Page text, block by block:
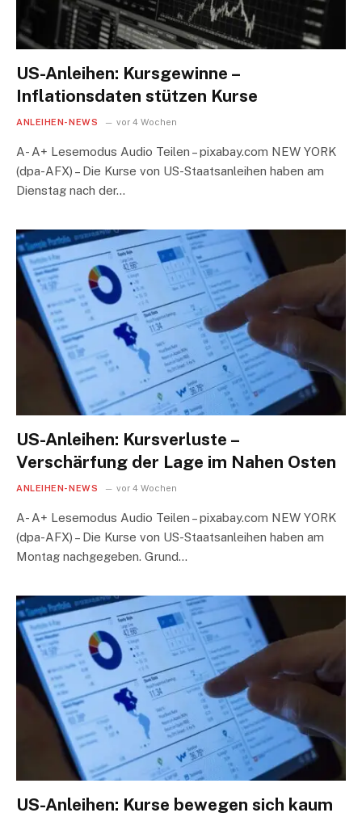
US-Anleihen: Kursgewinne –
Inflationsdaten stützen Kurse
ANLEIHEN-NEWS vor 4 Wochen
A- A+ Lesemodus Audio Teilen – pixabay.com NEW YORK
(dpa-AFX) – Die Kurse von US-Staatsanleihen haben am
Dienstag nach der…
US-Anleihen: Kursverluste –
Verschärfung der Lage im Nahen Osten
ANLEIHEN-NEWS vor 4 Wochen
A- A+ Lesemodus Audio Teilen – pixabay.com NEW YORK
(dpa-AFX) – Die Kurse von US-Staatsanleihen haben am
Montag nachgegeben. Grund…
US-Anleihen: Kurse bewegen sich kaum